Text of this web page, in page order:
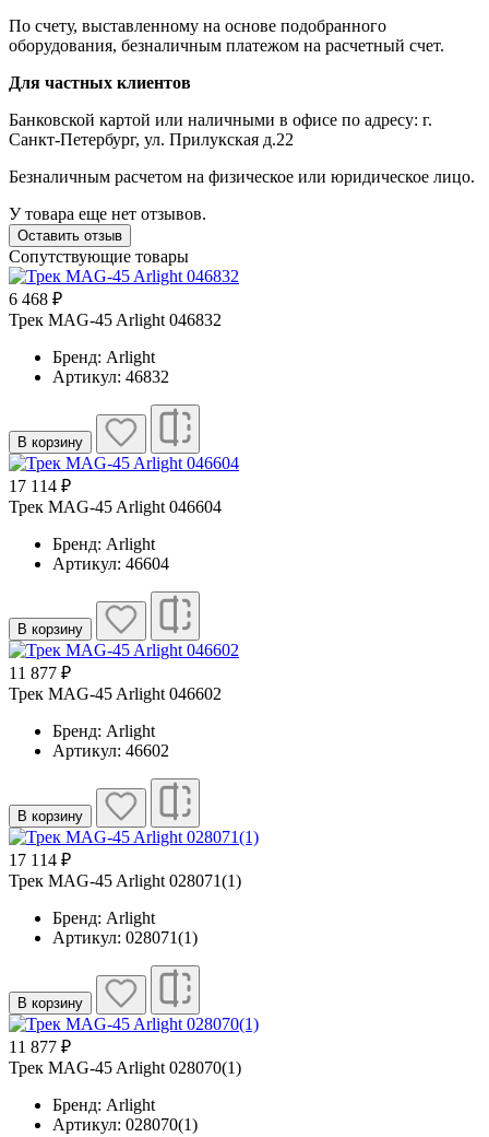
По счету, выставленному на основе подобранного
оборудования, безналичным платежом на расчетный счет.
Для частных клиентов
Банковской картой или наличными в офисе по адресу: г.
Санкт-Петербург, ул. Прилукская д.22
Безналичным расчетом на физическое или юридическое лицо.
У товара еще нет отзывов.
Оставить отзыв
Сопутствующие товары
6 468 ₽
Трек MAG-45 Arlight 046832
Бренд: Arlight
Артикул: 46832
В корзину
17 114 ₽
Трек MAG-45 Arlight 046604
Бренд: Arlight
Артикул: 46604
В корзину
11 877 ₽
Трек MAG-45 Arlight 046602
Бренд: Arlight
Артикул: 46602
В корзину
17 114 ₽
Трек MAG-45 Arlight 028071(1)
Бренд: Arlight
Артикул: 028071(1)
В корзину
11 877 ₽
Трек MAG-45 Arlight 028070(1)
Бренд: Arlight
Артикул: 028070(1)